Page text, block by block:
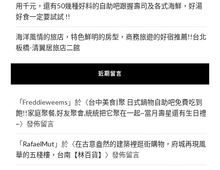
用千元，還有50幾種好料的自助吧跟握壽司及各式海鮮，好湯
好食一定要試試 !!
海洋風情的旅店，特色鮮明的房型，商務旅遊的好宿推薦!!台北
板橋-清翼居旅店二館
近期留言
「Freddieweems 」於〈台中美食|聚 日式鍋物自助吧免費吃到
飽!!家庭聚餐,好友聚會,統統把它聚在一起~當月壽星還有生日禮
~〉發佈留言
「RafaelMut 」於〈在古意盎然的建築裡逛街購物，府城再現風
華的五棧樓，台南【林百貨】 〉發佈留言